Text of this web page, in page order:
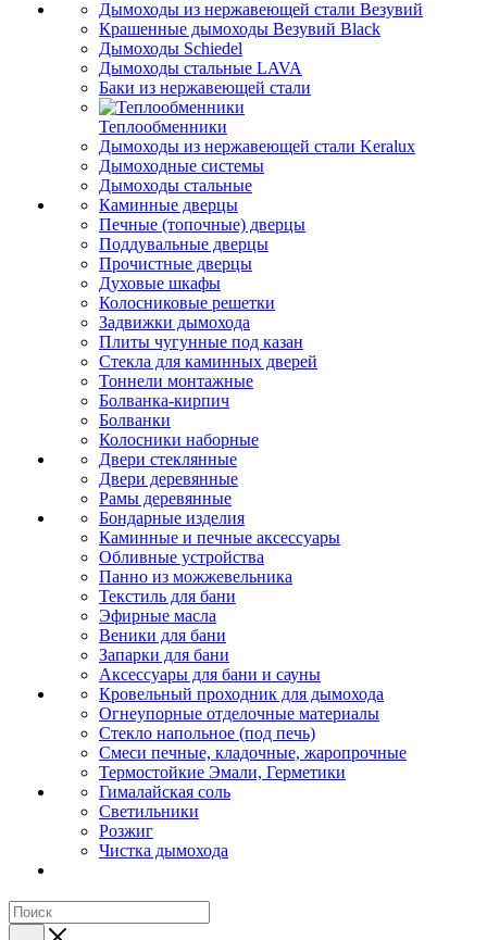
Дымоходы из нержавеющей стали Везувий
Крашенные дымоходы Везувий Black
Дымоходы Schiedel
Дымоходы стальные LAVA
Баки из нержавеющей стали
Теплообменники
Дымоходы из нержавеющей стали Keralux
Дымоходные системы
Дымоходы стальные
Каминные дверцы
Печные (топочные) дверцы
Поддувальные дверцы
Прочистные дверцы
Духовые шкафы
Колосниковые решетки
Задвижки дымохода
Плиты чугунные под казан
Стекла для каминных дверей
Тоннели монтажные
Болванка-кирпич
Болванки
Колосники наборные
Двери стеклянные
Двери деревянные
Рамы деревянные
Бондарные изделия
Каминные и печные аксессуары
Обливные устройства
Панно из можжевельника
Текстиль для бани
Эфирные масла
Веники для бани
Запарки для бани
Аксессуары для бани и сауны
Кровельный проходник для дымохода
Огнеупорные отделочные материалы
Стекло напольное (под печь)
Смеси печные, кладочные, жаропрочные
Термостойкие Эмали, Герметики
Гималайская соль
Светильники
Розжиг
Чистка дымохода